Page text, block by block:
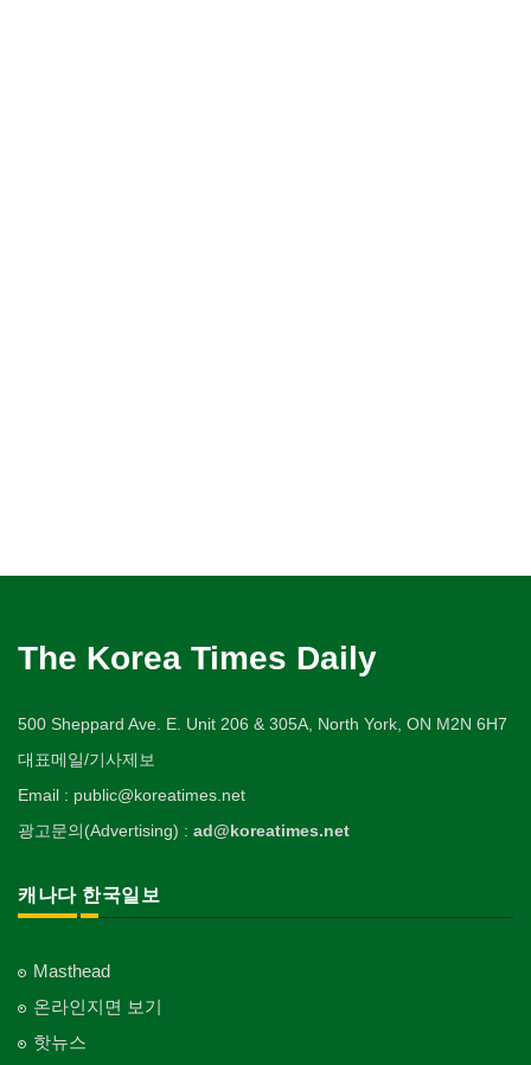
The Korea Times Daily
500 Sheppard Ave. E. Unit 206 & 305A, North York, ON M2N 6H7
대표메일/기사제보
Email : public@koreatimes.net
광고문의(Advertising) : ad@koreatimes.net
캐나다 한국일보
Masthead
온라인지면 보기
핫뉴스